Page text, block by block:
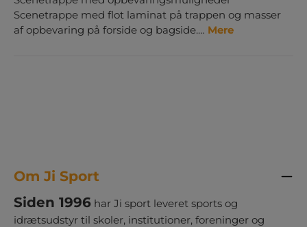
Scenetrappe med flot laminat på trappen og masser
af opbevaring på forside og bagside.… Mere
Om Ji Sport
Siden 1996 har Ji sport leveret sports og
idrætsudstyr til skoler, institutioner, foreninger og